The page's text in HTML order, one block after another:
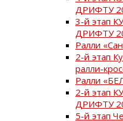
ДРИФТУ
3-й этап
ДРИФТУ
Ралли
2-й этап
ралли-
Ралли
2-й этап
ДРИФТУ
5-й этап